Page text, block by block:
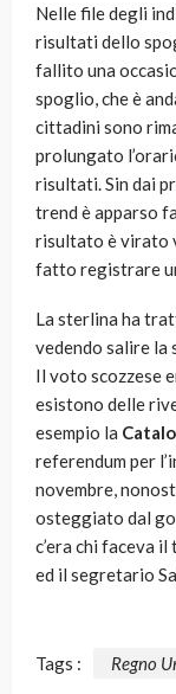
Nelle file degli
risultati dello
fallito una
spoglio, che è
cittadini sono
prolungato
risultati. Sin dai
trend è apparso
risultato è virato
fatto registrare
La sterlina ha
vedendo salire la
Il voto scozzese
esistono delle
esempio la
referendum per
novembre,
osteggiato dal
c’era chi faceva
ed il segretario
Tags : Regno